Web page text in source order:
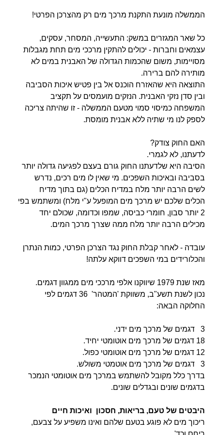
הממשלה מונעת התקנת מרכך מים רק מהצרכן הפרטי!
כל שאר המגזרים במשק: התעשייה, המסחר, עסקים,
עצמאים וחברות - יכולים להתקין מרככי מים תחת מגבלות
מסויימות, משום שהכמות הגדולה של האבנית במים לא
מותירה להם ברירה.
התוצאה היא שהאזרח הוכנס אל בין פטיש איכות הסביבה
ובין סדן נזקי האבנית. הנזקים מועמסים על תקציב
המשפחה כמיסוי סמוי מטעם הממשלה - זו שהיתה צריכה
לספק לנו מי שתיה ללא אבנית מומסת.
האם החוק צודק?
לדעתנו, לא לגמרי.
הסיבה היא שלדעתנו החוק גורם בעצם לפגיעה גדולה יותר
בסביבה ובאיכות השפכים. מי שאין לו מים רכים, נדרש
לשים הרבה יותר מלח במדיח הכלים (גם בתוך מדיח
הכלים שלכם יש מרכך מים המופעל ע"י מלח) ומשתמש בפי
2 יותר סבון, חומרי כביסה, שמפו וכדומה, שכולם יחד
מכילים הרבה יותר מלח ממה שצרך מרכך המים.
עובדה - לאחר קבלת החוק נגד הצרכן הפרטי, כמות הנתרן
והכלורידים במי השפכים דווקא עלתה!
מאז שנת 1979 שיווקנו אלפי מרככי מים ממגוון דגמים.
נכון לשנת תשע"ב, משווקת 'המטהר' 36 דגמים לפי
החלוקה הבאה:
3 דגמים של מרכך מים ידני.
18 דגמים של מרכך מים אוטומטי יחיד.
12 דגמים של מרכך מים אוטומטי כפול.
3 דגמים של מרכך מים אוטמטי משולש.
בדרך כלל מקובל להשתמש במרכך מים אוטומטי הנמכר
בדגמים שונים ובגדלים שונים.
היבטים של טעם, בריאות, חסכון ואיכות חיים
ריכוך מים לא פוגע בטעם שלהם ואינו משפיע על צבעם,